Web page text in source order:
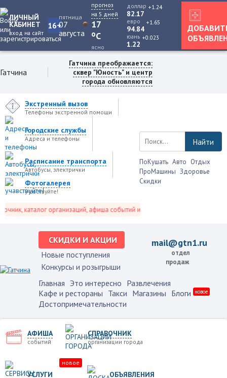
ЛИЧНЫЙ
КАБИНЕТ
вход на сайт
16+
пятница
07
августа
прогноз
на 5 дней
17
oC
ясно
доллар
82.17
+1.24
евро
94.84
+1.65
юань
1.22
+0.023
Гатчина
Гатчина преображается:
сквер "Юность" и центр
города обновляются
Экстренный вызов
Телефоны экстренной помощи
Городские службы
Адреса и телефоны
Расписание транспорта
Автобусы, электрички
Фотогалерея
учавствуйте!
каталог организаций, афиша событий и не только это.
Найти
ПоКушать Авто Отдых
ПроМашины Здоровье
Скидки
СКИДКИ И АКЦИИ
Новые поступления
Конкурсы и розыгрыши
mail@gtn1.ru
отдел
продаж
Главная Это интересно Развлечения
Кафе и рестораны Такси Магазины Блоги новое
Достопримечательности
АФИША
событий
СПРАВОЧНИК
организации города
УСЛУГИ
новое
ОБЪЯВЛЕНИЯ